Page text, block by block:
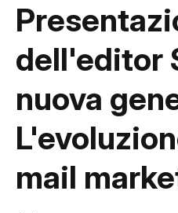
dell'editor
nuova
mail